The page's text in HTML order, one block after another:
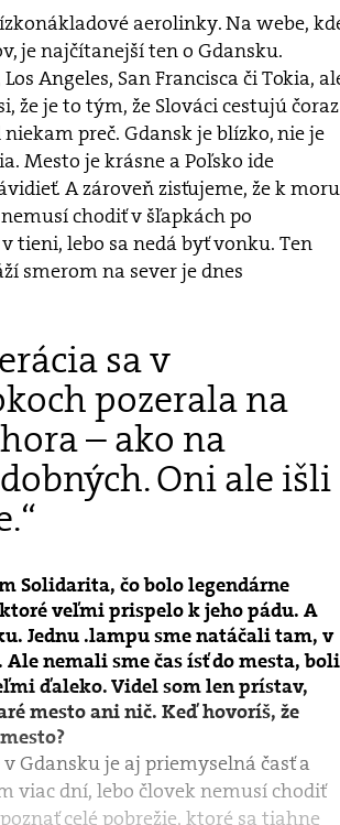
aerolinky. Na webe,
je najčítanejší ten o Gdansku.
Angeles, San Francisca či Tokia,
že je to tým, že Slováci cestujú čoraz
preč. Gdansk je blízko, nie je
Mesto je krásne a Poľsko ide
A zároveň zisťujeme, že k moru
chodiť v šľapkách po
tieni, lebo sa nedá byť vonku. Ten
smerom na sever je dnes
sa v
pozerala na
– ako na
Oni ale išli
Solidarita, čo bolo legendárne
veľmi prispelo k jeho pádu. A
Jednu .lampu sme natáčali tam, v
nemali sme čas ísť do mesta, boli
ďaleko. Videl som len prístav,
mesto ani nič. Keď hovoríš, že
Gdansku je aj priemyselná časť a
viac dní, lebo človek nemusí chodiť
celé pobrežie, ktoré sa tiahne